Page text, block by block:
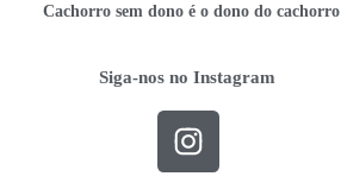
Cachorro sem dono é o dono do cachorro
Siga-nos no Instagram